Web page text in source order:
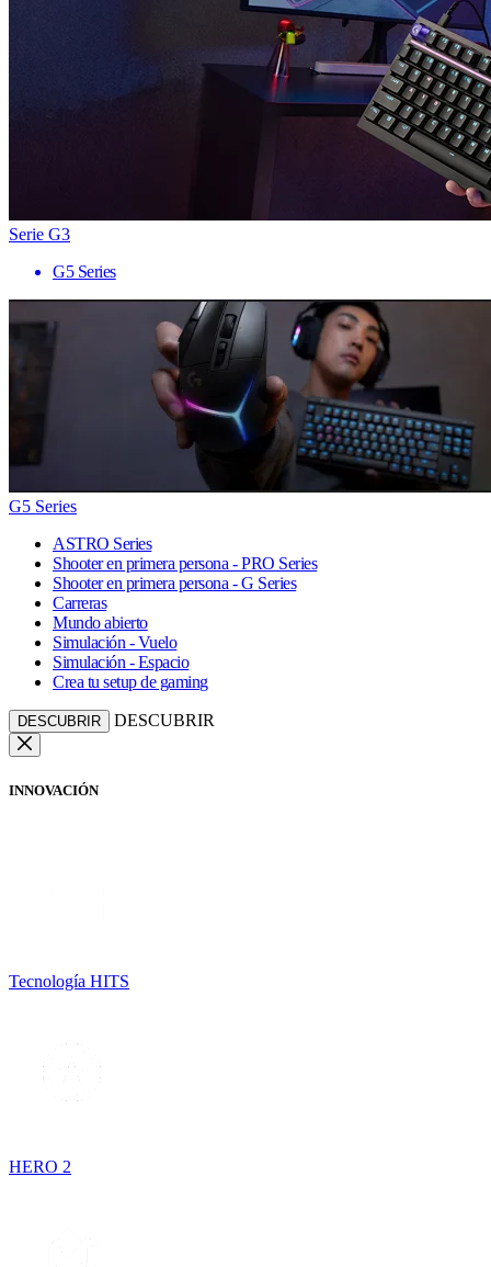
Serie G3
G5 Series
G5 Series
ASTRO Series
Shooter en primera persona - PRO Series
Shooter en primera persona - G Series
Carreras
Mundo abierto
Simulación - Vuelo
Simulación - Espacio
Crea tu setup de gaming
DESCUBRIR DESCUBRIR
INNOVACIÓN
Tecnología HITS
HERO 2